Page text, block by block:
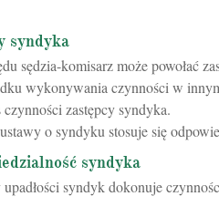
syndyka
sędzia-komisarz może powołać
wykonywania czynności w
zastępcy syndyka.
o syndyku stosuje się
syndyka
syndyk dokonuje